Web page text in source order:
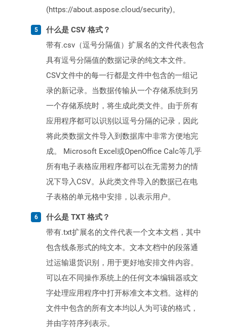
(https://about.aspose.cloud/security)。
什么是 CSV 格式？
带有.csv（逗号分隔值）扩展名的文件代表包含
具有逗号分隔值的数据记录的纯文本文件。
CSV文件中的每一行都是文件中包含的一组记
录的新记录。当数据传输从一个存储系统到另
一个存储系统时，将生成此类文件。由于所有
应用程序都可以识别以逗号分隔的记录，因此
将此类数据文件导入到数据库中非常方便地完
成。 Microsoft Excel或OpenOffice Calc等几乎
所有电子表格应用程序都可以在无需努力的情
况下导入CSV。从此类文件导入的数据已在电
子表格的单元格中安排，以表示用户。
什么是 TXT 格式？
带有.txt扩展名的文件代表一个文本文档，其中
包含线条形式的纯文本。文本文档中的段落通
过运输退货识别，用于更好地安排文件内容。
可以在不同操作系统上的任何文本编辑器或文
字处理应用程序中打开标准文本文档。这样的
文件中包含的所有文本均以人为可读的格式，
并由字符序列表示。